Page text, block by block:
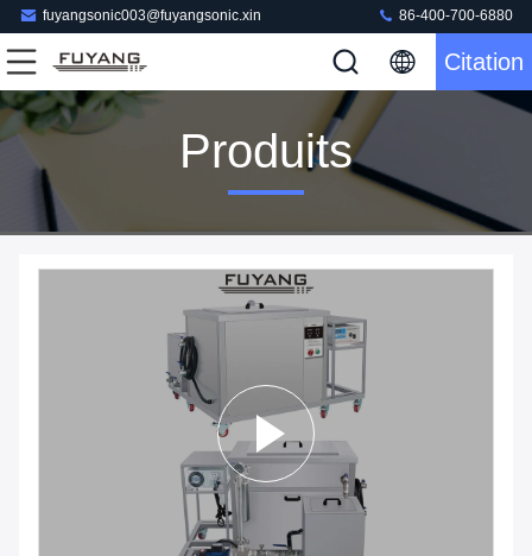
fuyangsonic003@fuyangsonic.xin 86-400-700-6880
Citation
Produits